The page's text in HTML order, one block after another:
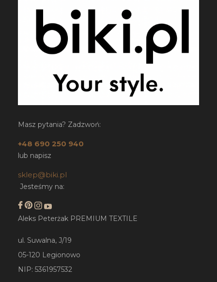
Masz pytania? Zadzwoń:
+48 690 250 940
lub napisz
sklep@biki.pl
Jesteśmy na:
Aleks Peterżak PREMIUM TEXTILE
ul. Suwalna, J/19
05-120 Legionowo
NIP: 5361957532